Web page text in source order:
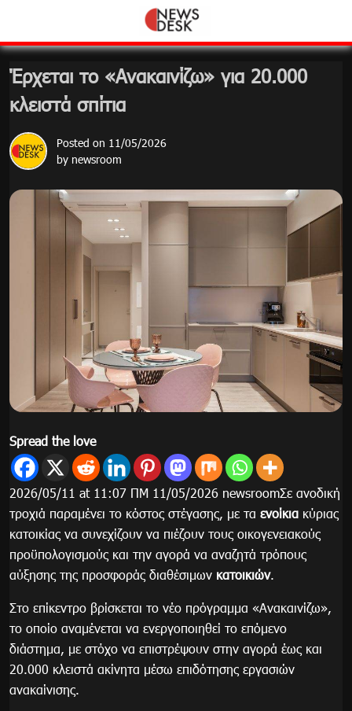
content
Έρχεται το «Ανακαινίζω» για 20.000
κλειστά σπίτια
Posted on 11/05/2026
by newsroom
Spread the love
2026/05/11 at 11:07 ΠΜ 11/05/2026 newsroomΣε ανοδική
τροχιά παραμένει το κόστος στέγασης, με τα ενοίκια κύριας
κατοικίας να συνεχίζουν να πιέζουν τους οικογενειακούς
προϋπολογισμούς και την αγορά να αναζητά τρόπους
αύξησης της προσφοράς διαθέσιμων κατοικιών.
Στο επίκεντρο βρίσκεται το νέο πρόγραμμα «Ανακαινίζω»,
το οποίο αναμένεται να ενεργοποιηθεί το επόμενο
διάστημα, με στόχο να επιστρέψουν στην αγορά έως και
20.000 κλειστά ακίνητα μέσω επιδότησης εργασιών
ανακαίνισης.